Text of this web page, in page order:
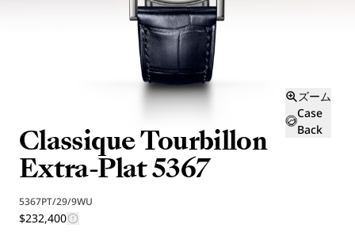
ズーム
Case
Back
Classique Tourbillon
Extra-Plat 5367
5367PT/29/9WU
$232,400